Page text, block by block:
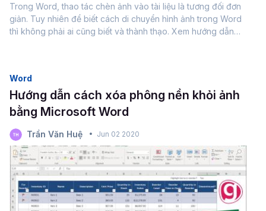
Trong Word, thao tác chèn ảnh vào tài liệu là tương đối đơn
giản. Tuy nhiên để biết cách di chuyển hình ảnh trong Word
thì không phải ai cũng biết và thành thạo. Xem hướng dẫn
Word
Hướng dẫn cách xóa phông nền khỏi ảnh
bằng Microsoft Word
Trần Văn Huệ Jun 02 2020